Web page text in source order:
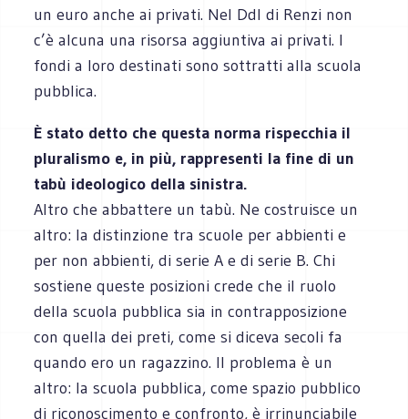
un euro anche ai pri­vati. Nel Ddl di Renzi non
c’è alcuna una risorsa aggiun­tiva ai pri­vati. I
fondi a loro desti­nati sono sot­tratti alla scuola
pubblica.
È stato detto che que­sta norma rispec­chia il
plu­ra­li­smo e, in più, rap­pre­senti la fine di un
tabù ideo­lo­gico della sini­stra.
Altro che abbat­tere un tabù. Ne costrui­sce un
altro: la distin­zione tra scuole per abbienti e
per non abbienti, di serie A e di serie B. Chi
sostiene que­ste posi­zioni crede che il ruolo
della scuola pub­blica sia in con­trap­po­si­zione
con quella dei preti, come si diceva secoli fa
quando ero un ragaz­zino. Il pro­blema è un
altro: la scuola pub­blica, come spa­zio pub­blico
di rico­no­sci­mento e con­fronto, è irri­nun­cia­bile